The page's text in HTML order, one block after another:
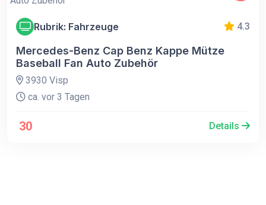
Rubrik: Fahrzeuge 4.3
Mercedes-Benz Cap Benz Kappe Mütze
Baseball Fan Auto Zubehör
3930 Visp
ca. vor 3 Tagen
30 Details